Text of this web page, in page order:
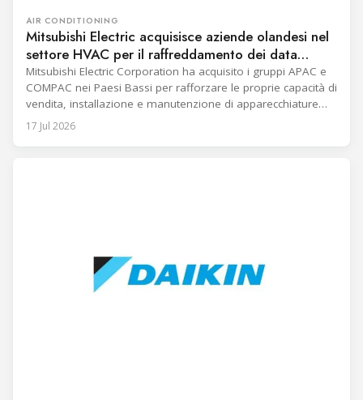
AIR CONDITIONING
Mitsubishi Electric acquisisce aziende olandesi nel
settore HVAC per il raffreddamento dei data
center
Mitsubishi Electric Corporation ha acquisito i gruppi APAC e
COMPAC nei Paesi Bassi per rafforzare le proprie capacità di
vendita, installazione e manutenzione di apparecchiature
HVAC nel mercato europeo del raffreddamento dei data
center. La transazione è stata completata il 13 luglio tramite
17 Jul 2026